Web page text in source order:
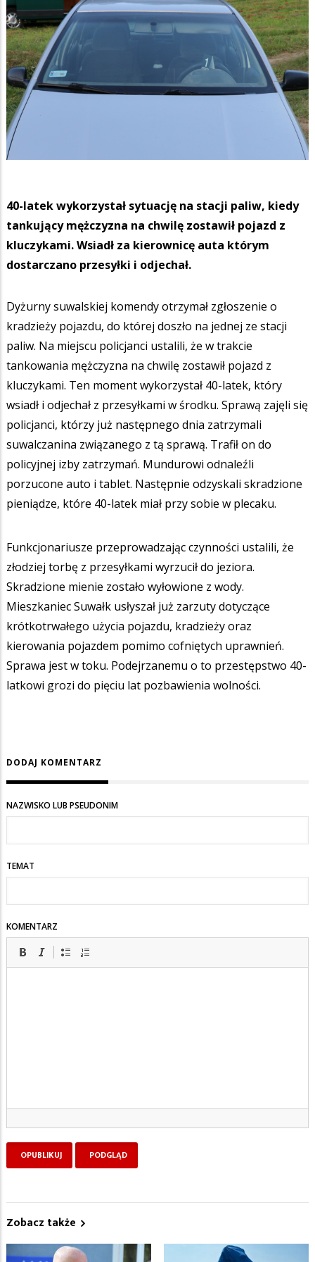
40-latek wykorzystał sytuację na stacji paliw, kiedy
tankujący mężczyzna na chwilę zostawił pojazd z
kluczykami. Wsiadł za kierownicę auta którym
dostarczano przesyłki i odjechał.
Dyżurny suwalskiej komendy otrzymał zgłoszenie o
kradzieży pojazdu, do której doszło na jednej ze stacji
paliw. Na miejscu policjanci ustalili, że w trakcie
tankowania mężczyzna na chwilę zostawił pojazd z
kluczykami. Ten moment wykorzystał 40-latek, który
wsiadł i odjechał z przesyłkami w środku. Sprawą zajęli się
policjanci, którzy już następnego dnia zatrzymali
suwalczanina związanego z tą sprawą. Trafił on do
policyjnej izby zatrzymań. Mundurowi odnaleźli
porzucone auto i tablet. Następnie odzyskali skradzione
pieniądze, które 40-latek miał przy sobie w plecaku.
Funkcjonariusze przeprowadzając czynności ustalili, że
złodziej torbę z przesyłkami wyrzucił do jeziora.
Skradzione mienie zostało wyłowione z wody.
Mieszkaniec Suwałk usłyszał już zarzuty dotyczące
krótkotrwałego użycia pojazdu, kradzieży oraz
kierowania pojazdem pomimo cofniętych uprawnień.
Sprawa jest w toku. Podejrzanemu o to przestępstwo 40-
latkowi grozi do pięciu lat pozbawienia wolności.
DODAJ KOMENTARZ
NAZWISKO LUB PSEUDONIM
TEMAT
KOMENTARZ
Zobacz także